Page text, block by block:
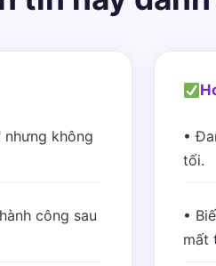
không
công sau
•
tối.
•
mất